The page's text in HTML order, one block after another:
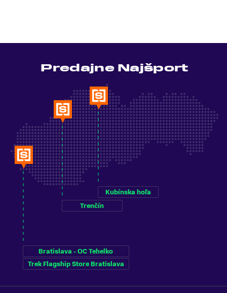
Predajne Najšport
Bratislava - OC Tehelko
Trek Flagship Store Bratislava
Trenčín
Kubínska hoľa